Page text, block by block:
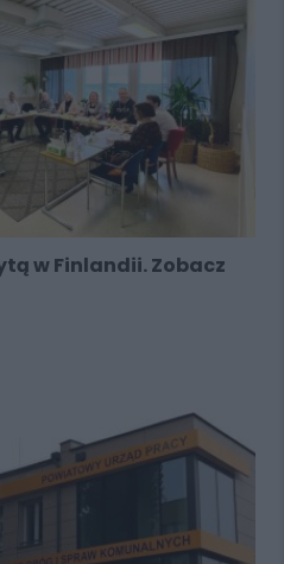
w Finlandii. Zobacz